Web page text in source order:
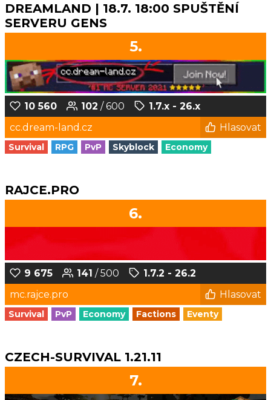
DREAMLAND | 18.7. 18:00 SPUŠTĚNÍ
SERVERU GENS
5.
10 560 102 / 600
1.7.x - 26.x
cc.dream-land.cz
Hlasovat
Survival RPG PvP Skyblock Economy
RAJCE.PRO
6.
9 675 141 / 500
1.7.2 - 26.2
mc.rajce.pro
Hlasovat
Survival PvP Economy Factions Eventy
CZECH-SURVIVAL 1.21.11
7.